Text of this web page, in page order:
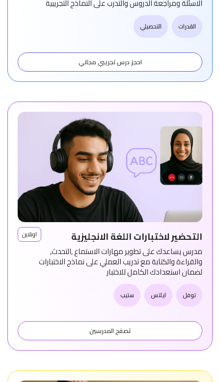
الاسئلة ومراجعة الدروس والتدرب على النماذج التجريبية
القدرات التحصيلي
احجز درس تجريبي مجاني
اونلاين التحضير لاختبارات اللغة الانجليزية
مدرس يساعدك على تطوير مهارات الاستماع ,التحدث,
والقراءة والكتابة مع تدريب العملي على نماذج الاختبارات
لضمان استعدادك الكامل للاختبار
توفل ايلتس ستيب
تصفح المدرسين